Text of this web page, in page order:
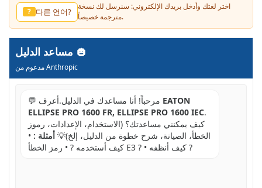
? 다른 언어?
اختر لغتك وأدخل بريدك الإلكتروني: سنرسل لك نسخة
مترجمة خصيصاً.
مدعوم من Anthropic
💬 مرحباً! أنا مساعدك في الدليل.أعرف EATON
ELLIPSE PRO 1600 FR, ELLIPSE PRO 1600 IEC.
كيف يمكنني مساعدتك؟ (الاستخدام، الإعدادات، رموز
الخطأ، الصيانة، شرح خطوة من الدليل، إلخ)💡 أمثلة : •
كيف أستخدمه ? • رمز الخطأ E3 ? • كيف أنظفه ?